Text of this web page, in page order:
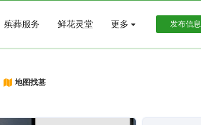
殡葬服务 鲜花灵堂 更多 发布信息
地图找墓